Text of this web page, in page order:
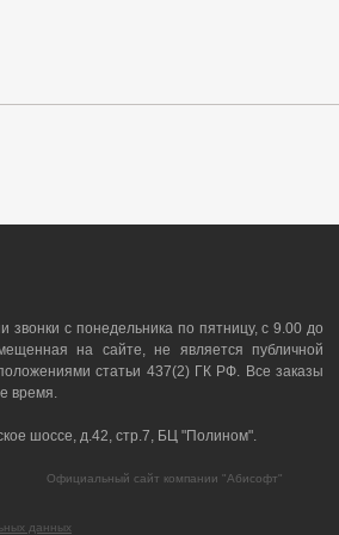
с понедельника по пятницу, с 9.00 до
на сайте, не является публичной
статьи 437(2) ГК РФ. Все заказы
время.
шоссе, д.42, стр.7, БЦ "Полином".
Официальный сайт компании "Абисофт"
данных